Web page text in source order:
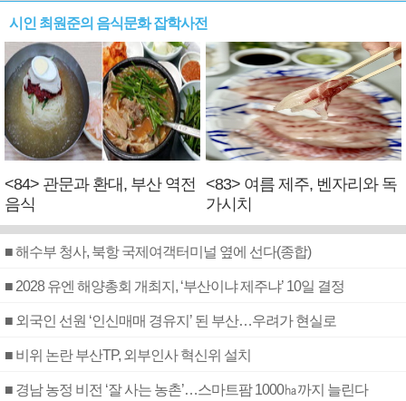
시인 최원준의 음식문화 잡학사전
<84> 관문과 환대, 부산 역전
음식
<83> 여름 제주, 벤자리와 독
가시치
■ 해수부 청사, 북항 국제여객터미널 옆에 선다(종합)
■ 2028 유엔 해양총회 개최지, ‘부산이냐 제주냐’ 10일 결정
■ 외국인 선원 ‘인신매매 경유지’ 된 부산…우려가 현실로
■ 비위 논란 부산TP, 외부인사 혁신위 설치
■ 경남 농정 비전 ‘잘 사는 농촌’…스마트팜 1000㏊까지 늘린다